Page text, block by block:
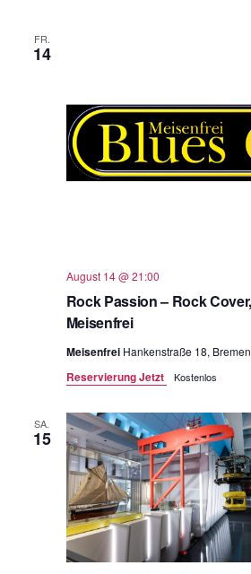
FR.
14
Rock Passion – Rock
Meisenfrei
August 14 @ 21:00
Meisenfrei Hankenstraße 18, Bremen
Reservierung Jetzt Kostenlos
SA.
15